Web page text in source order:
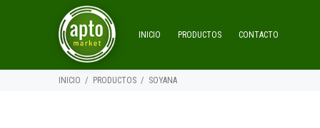
INICIO PRODUCTOS CONTACTO
INICIO PRODUCTOS SOYANA